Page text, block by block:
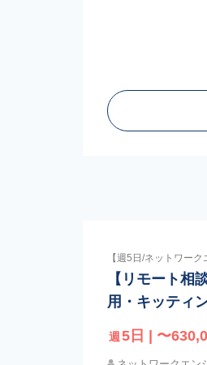
【週5日/ネットワーク
【リモート相
用・キッティ
週 5日 | 〜